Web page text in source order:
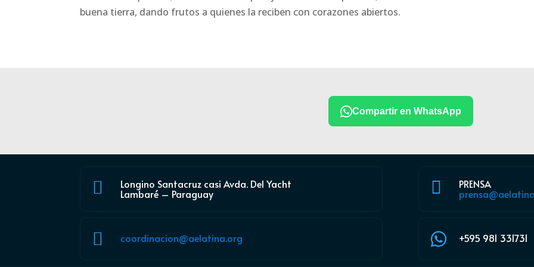
buena tierra, dando frutos a quienes la reciben con corazones abiertos.
Compartir en WhatsApp
 Longino Santacruz casi Avda. Del Yacht
Lambaré – Paraguay
 coordinacion@aelatina.org
 PRENSA
 +595 981 331731